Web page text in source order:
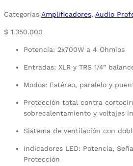
Categorías Amplificadores, Audio
$ 1.350.000
Potencia: 2x700W a 4 Ohmios
Entradas: XLR y TRS 1/4”
Modos: Estéreo, paralelo y
Protección total contra
sobrecalentamiento y voltajes
Sistema de ventilación con
Indicadores LED: Potencia,
Protección